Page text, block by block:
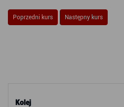
Kolej
Poprzedni kurs Następny kurs